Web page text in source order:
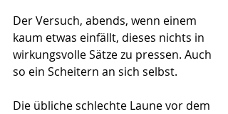
Der Versuch, abends, wenn einem
kaum etwas einfällt, dieses nichts in
wirkungsvolle Sätze zu pressen. Auch
so ein Scheitern an sich selbst.
Die übliche schlechte Laune vor dem